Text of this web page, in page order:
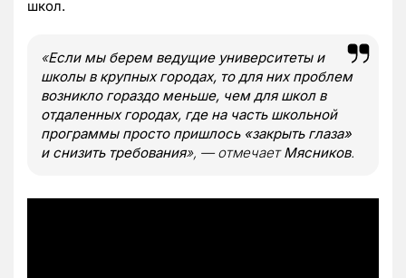
школ.
«Если мы берем ведущие университеты и
школы в крупных городах, то для них проблем
возникло гораздо меньше, чем для школ в
отдаленных городах, где на часть школьной
программы просто пришлось «закрыть глаза»
и снизить требования», — отмечаетМясников.